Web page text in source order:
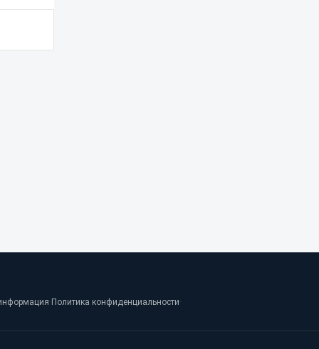
· Политика конфиденциальности·